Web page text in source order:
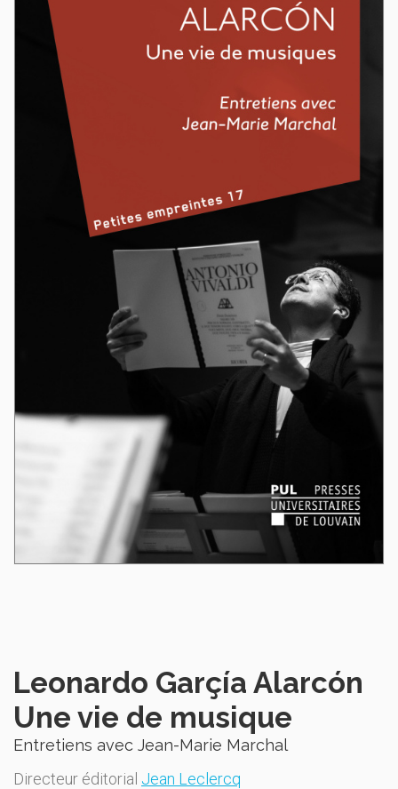
Leonardo Garçía Alarcón
Une vie de musique
Entretiens avec Jean-Marie Marchal
Directeur éditorial Jean Leclercq